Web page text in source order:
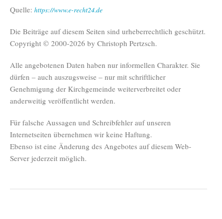
Quelle: https://www.e-recht24.de
Die Beiträge auf diesem Seiten sind urheberrechtlich geschützt.
Copyright © 2000-2026 by Christoph Pertzsch.
Alle angebotenen Daten haben nur informellen Charakter. Sie
dürfen – auch auszugsweise – nur mit schriftlicher
Genehmigung der Kirchgemeinde weiterverbreitet oder
anderweitig veröffentlicht werden.
Für falsche Aussagen und Schreibfehler auf unseren
Internetseiten übernehmen wir keine Haftung.
Ebenso ist eine Änderung des Angebotes auf diesem Web-
Server jederzeit möglich.